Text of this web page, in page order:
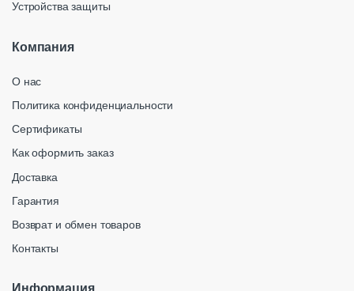
Устройства защиты
Компания
О нас
Политика конфиденциальности
Сертификаты
Как оформить заказ
Доставка
Гарантия
Возврат и обмен товаров
Контакты